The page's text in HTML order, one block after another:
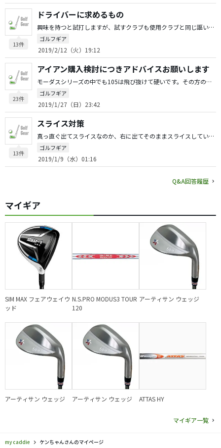
13件
ドライバーに求めるもの
興味を持つと試打しますが、試すクラブも使用クラブと同じ謳い文句のものが多いので余程のことがない限り買い替えませんが、 始めた当初はブランドや飛距離で選んでいた部分がかなりありましたが、段々と自分にとって易しい（逆球が出ない）ことを重要視してます。 10ヤード飛ぶクラブよりもOBを出さないことの方がよっぽど大事ですしね。 ネットでの評価はおっしゃる通りでどれも良いことづくめであてになりませんよね笑 こちらのサイトはかなり参考にさせてもらってます。 M5試打しました、スカイトラックで計測しましたが、謳い文句のような飛びはあまり実感出来ませんでした。現在使用のM3と比べて5ヤードほどは伸びてましたが、購買意欲をそそるほどではなかったです。 しかしテーラーメイド とキャロウェイはブランディングが上手ですよね。
ゴルフギア
2019/2/12（火）19:12
23件
アイアン購入検討につきアドバイスお願いします
モーダスシリーズの中でも105は飛び抜けて硬いです。その方のスイングによって振りやすいか振りにくいか好みは分かれるとは思いますが、少なくとも私はかなり硬く感じます。 練習方法は人によって違うと思いますが、私は振り切りやすいクラブを選ぶことが上達の近道と考えています。 私自身は120のSを使用していますが、このシリーズは105とは真逆で軟らかく感じます。 仰っているHSと飛距離を考えれば120シリーズはオススメです。 ゴルフは少ない打数で上がることが目的のスポーツです。 シニアだのアスリートだのは気にする必要ないとおもいます。 私はアスリート向けのAP2を使用していますが、購入のキッカケは120パーセント見栄です。最初はDGが挿さったものを購入しましたが重くてリシャフトしました。 気に入ったクラブなら練習量も増えるし、その分上達もします。 お好きなクラブを見付けてそのクラブをリシャフトしたりライ角調整したりとご自身に合わせていく選択肢も大いにアリだと思います。
ゴルフギア
2019/1/27（日）23:42
13件
スライス対策
真っ直ぐ出てスライスなのか、右に出てそのままスライスしていくのかでも違うと思います。 スイングが原因の場合はクラブではスライスは治らないと思いますよ。 答えとしては、治りはしないが軽減はされると思います。 応急処置として使用するなら重心距離が短いクラブよりもフックフェースのクラブの方が常に閉じる動きをしたがるのでスライスの軽減効果は高いかなと考えてます。 みんなスライスからスタートしてフック、スライスと持ち球が変化していきますのでまずはフックを打つ練習をされることがお勧めかなと余計なお世話をしてみました。 ちなみに私は森守洋プロの動画で脱スライスしました。 上達への道は終わりはないですがお互い頑張りましょう！
ゴルフギア
2019/1/9（水）01:16
Q&A回答履歴
マイギア
SIM MAX フェアウェイウ
ッド
N.S.PRO MODUS3 TOUR
120
アーティサン ウェッジ
アーティサン ウェッジ アーティサン ウェッジ ATTAS HY
マイギア一覧
my caddie ケンちゃんさんのマイページ